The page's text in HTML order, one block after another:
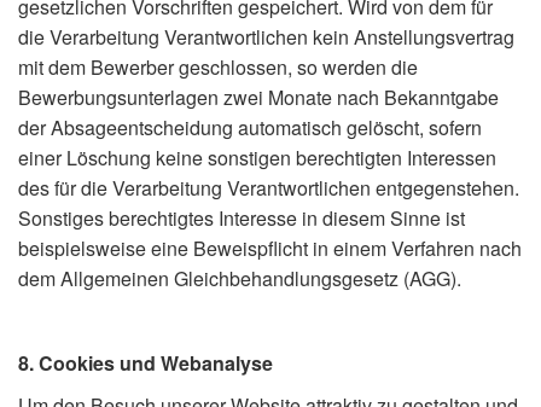
gesetzlichen Vorschriften gespeichert. Wird von dem für
die Verarbeitung Verantwortlichen kein Anstellungsvertrag
mit dem Bewerber geschlossen, so werden die
Bewerbungsunterlagen zwei Monate nach Bekanntgabe
der Absageentscheidung automatisch gelöscht, sofern
einer Löschung keine sonstigen berechtigten Interessen
des für die Verarbeitung Verantwortlichen entgegenstehen.
Sonstiges berechtigtes Interesse in diesem Sinne ist
beispielsweise eine Beweispflicht in einem Verfahren nach
dem Allgemeinen Gleichbehandlungsgesetz (AGG).
8. Cookies und Webanalyse